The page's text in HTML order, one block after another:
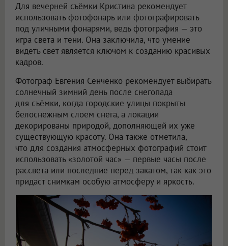
Для вечерней съёмки Кристина рекомендует
использовать фотофонарь или фотографировать
под уличными фонарями, ведь фотография — это
игра света и тени. Она заключила, что умение
видеть свет является ключом к созданию красивых
кадров.
Фотограф Евгения Сенченко рекомендует выбирать
солнечный зимний день после снегопада
для съёмки, когда городские улицы покрыты
белоснежным слоем снега, а локации
декорированы природой, дополняющей их уже
существующую красоту. Она также отметила,
что для создания атмосферных фотографий стоит
использовать «золотой час» — первые часы после
рассвета или последние перед закатом, так как это
придаст снимкам особую атмосферу и яркость.